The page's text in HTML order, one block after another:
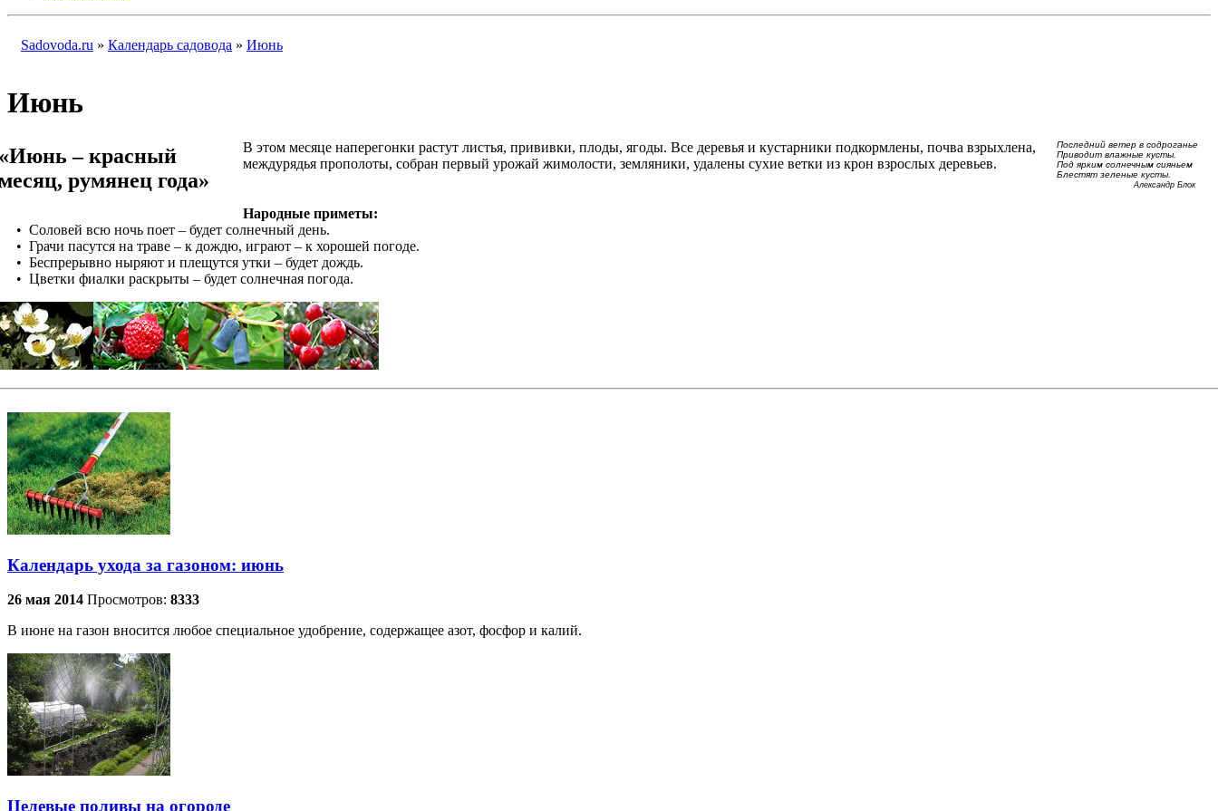
Sadovoda.ru » Календарь садовода » Июнь
Июнь
– красный
румянец года»
Последний ветер в содроганье
Приводит влажные кусты.
Под ярким солнечным сияньем
Блестят зеленые кусты.
Александр Блок
В этом месяце наперегонки растут листья, прививки, плоды, ягоды. Все деревья и кустарники подкормлены, почва взрыхлена,
междурядья прополоты, собран первый урожай жимолости, земляники, удалены сухие ветки из крон взрослых деревьев.
Народные приметы:
• Соловей всю ночь поет – будет солнечный день.
• Грачи пасутся на траве – к дождю, играют – к хорошей погоде.
• Беспрерывно ныряют и плещутся утки – будет дождь.
• Цветки фиалки раскрыты – будет солнечная погода.
Календарь ухода за газоном: июнь
26 мая 2014 Просмотров: 8333
В июне на газон вносится любое специальное удобрение, содержащее азот, фосфор и калий.
Целевые поливы на огороде